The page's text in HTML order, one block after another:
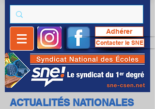
Adhérer
Contacter le SNE
ACTUALITÉS NATIONALES